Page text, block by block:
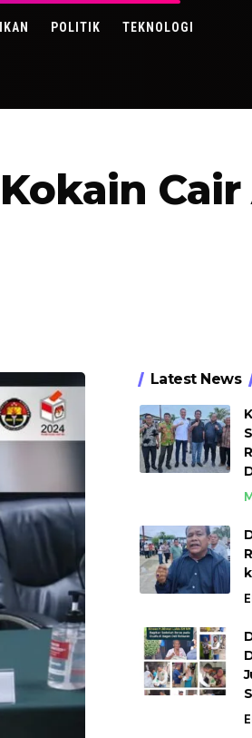
POLITIK TEKNOLOGI
Cair
Latest News